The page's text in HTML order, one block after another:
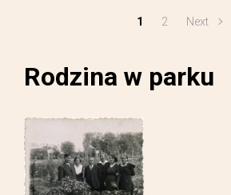
1 2 Next
Rodzina w parku